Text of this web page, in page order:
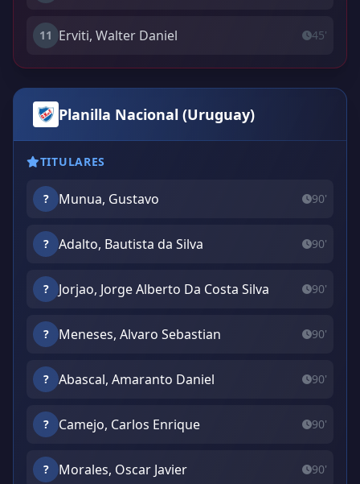
11 Erviti, Walter Daniel 45'
Planilla Nacional (Uruguay)
TITULARES
? Munua, Gustavo 90'
? Adalto, Bautista da Silva 90'
? Jorjao, Jorge Alberto Da Costa Silva 90'
? Meneses, Alvaro Sebastian 90'
? Abascal, Amaranto Daniel 90'
? Camejo, Carlos Enrique 90'
? Morales, Oscar Javier 90'